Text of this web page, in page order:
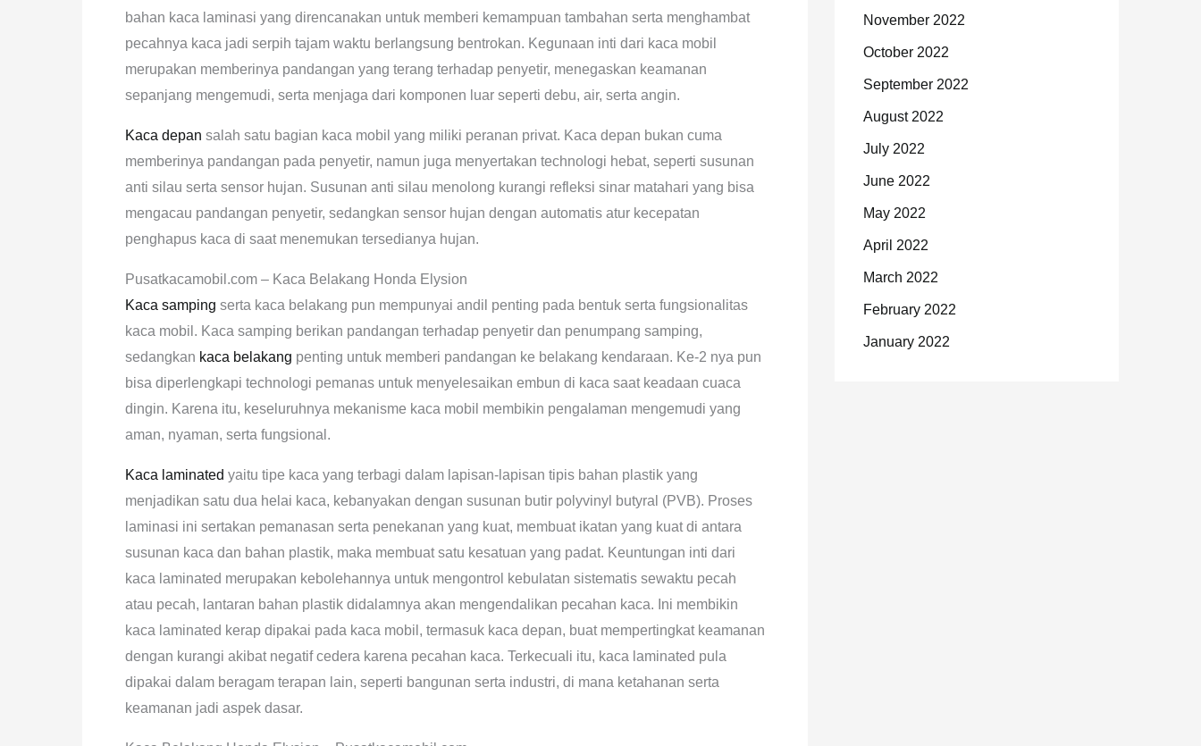
bahan kaca laminasi yang direncanakan untuk memberi kemampuan tambahan serta menghambat
pecahnya kaca jadi serpih tajam waktu berlangsung bentrokan. Kegunaan inti dari kaca mobil
merupakan memberinya pandangan yang terang terhadap penyetir, menegaskan keamanan
sepanjang mengemudi, serta menjaga dari komponen luar seperti debu, air, serta angin.
Kaca depan salah satu bagian kaca mobil yang miliki peranan privat. Kaca depan bukan cuma
memberinya pandangan pada penyetir, namun juga menyertakan technologi hebat, seperti susunan
anti silau serta sensor hujan. Susunan anti silau menolong kurangi refleksi sinar matahari yang bisa
mengacau pandangan penyetir, sedangkan sensor hujan dengan automatis atur kecepatan
penghapus kaca di saat menemukan tersedianya hujan.
Pusatkacamobil.com – Kaca Belakang Honda Elysion
Kaca samping serta kaca belakang pun mempunyai andil penting pada bentuk serta fungsionalitas
kaca mobil. Kaca samping berikan pandangan terhadap penyetir dan penumpang samping,
sedangkan kaca belakang penting untuk memberi pandangan ke belakang kendaraan. Ke-2 nya pun
bisa diperlengkapi technologi pemanas untuk menyelesaikan embun di kaca saat keadaan cuaca
dingin. Karena itu, keseluruhnya mekanisme kaca mobil membikin pengalaman mengemudi yang
aman, nyaman, serta fungsional.
Kaca laminated yaitu tipe kaca yang terbagi dalam lapisan-lapisan tipis bahan plastik yang
menjadikan satu dua helai kaca, kebanyakan dengan susunan butir polyvinyl butyral (PVB). Proses
laminasi ini sertakan pemanasan serta penekanan yang kuat, membuat ikatan yang kuat di antara
susunan kaca dan bahan plastik, maka membuat satu kesatuan yang padat. Keuntungan inti dari
kaca laminated merupakan kebolehannya untuk mengontrol kebulatan sistematis sewaktu pecah
atau pecah, lantaran bahan plastik didalamnya akan mengendalikan pecahan kaca. Ini membikin
kaca laminated kerap dipakai pada kaca mobil, termasuk kaca depan, buat mempertingkat keamanan
dengan kurangi akibat negatif cedera karena pecahan kaca. Terkecuali itu, kaca laminated pula
dipakai dalam beragam terapan lain, seperti bangunan serta industri, di mana ketahanan serta
keamanan jadi aspek dasar.
November 2022
October 2022
September 2022
August 2022
July 2022
June 2022
May 2022
April 2022
March 2022
February 2022
January 2022